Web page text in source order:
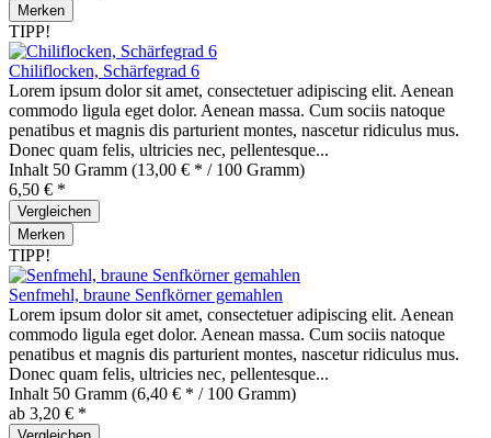
Merken
TIPP!
Chiliflocken, Schärfegrad 6
Lorem ipsum dolor sit amet, consectetuer adipiscing elit. Aenean
commodo ligula eget dolor. Aenean massa. Cum sociis natoque
penatibus et magnis dis parturient montes, nascetur ridiculus mus.
Donec quam felis, ultricies nec, pellentesque...
Inhalt 50 Gramm (13,00 € * / 100 Gramm)
6,50 € *
Vergleichen
Merken
TIPP!
Senfmehl, braune Senfkörner gemahlen
Lorem ipsum dolor sit amet, consectetuer adipiscing elit. Aenean
commodo ligula eget dolor. Aenean massa. Cum sociis natoque
penatibus et magnis dis parturient montes, nascetur ridiculus mus.
Donec quam felis, ultricies nec, pellentesque...
Inhalt 50 Gramm (6,40 € * / 100 Gramm)
ab 3,20 € *